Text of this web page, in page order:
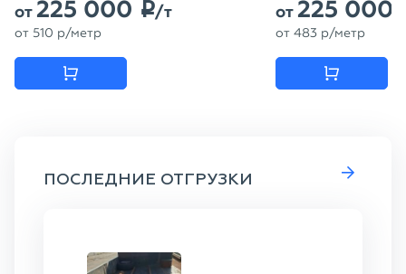
от 225 000 p/т
от 510 p/метр
от 225 000
от 483 p/метр
ПОСЛЕДНИЕ ОТГРУЗКИ